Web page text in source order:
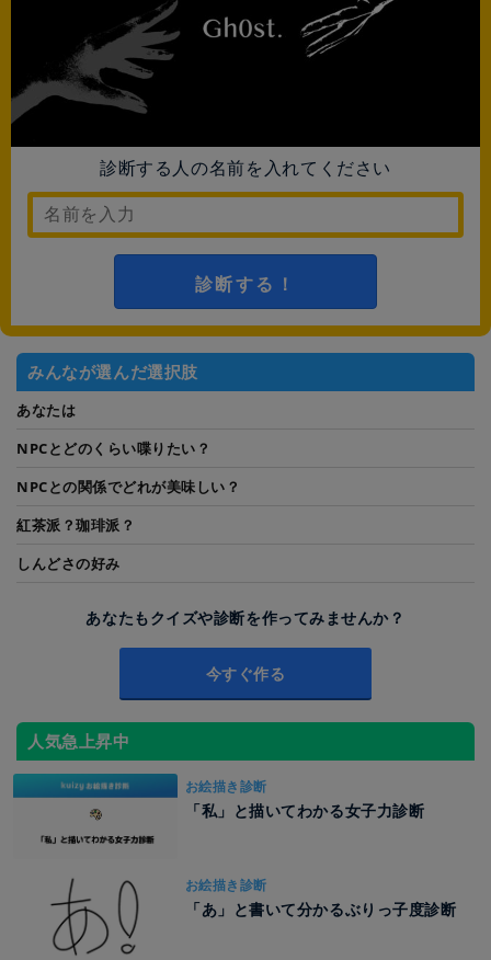
診断する人の名前を入れてください
診断する！
みんなが選んだ選択肢
あなたは
NPCとどのくらい喋りたい？
NPCとの関係でどれが美味しい？
紅茶派？珈琲派？
しんどさの好み
あなたもクイズや診断を作ってみませんか？
今すぐ作る
人気急上昇中
お絵描き診断
「私」と描いてわかる女子力診断
お絵描き診断
「あ」と書いて分かるぶりっ子度診断